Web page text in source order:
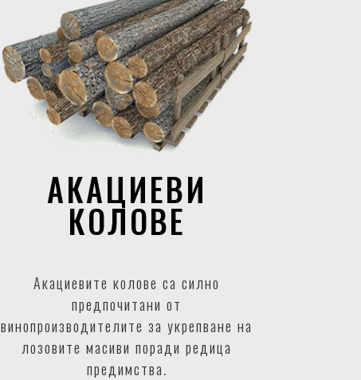
АКАЦИЕВИ
КОЛОВЕ
Акациевите колове са силно
предпочитани от
винопроизводителите за укрепване на
лозовите масиви поради редица
предимства.